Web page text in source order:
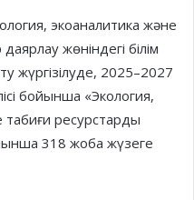
экоаналитика және
жөніндегі білім
жүргізілуде, 2025–2027
бойынша «Экология,
ресурстарды
318 жоба жүзеге